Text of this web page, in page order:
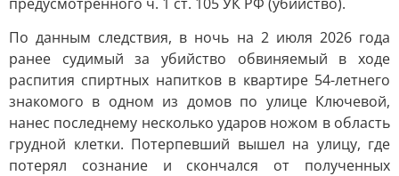
По данным следствия, в ночь на 2 июля 2026 года
ранее судимый за убийство обвиняемый в ходе
распития спиртных напитков в квартире 54-летнего
знакомого в одном из домов по улице Ключевой,
нанес последнему несколько ударов ножом в область
грудной клетки. Потерпевший вышел на улицу, где
потерял сознание и скончался от полученных